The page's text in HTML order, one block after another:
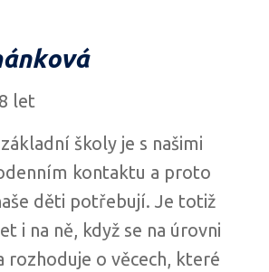
let
školy je s našimi
kontaktu a proto
děti potřebují. Je totiž
i na ně, když se na úrovni
rozhoduje o věcech, které